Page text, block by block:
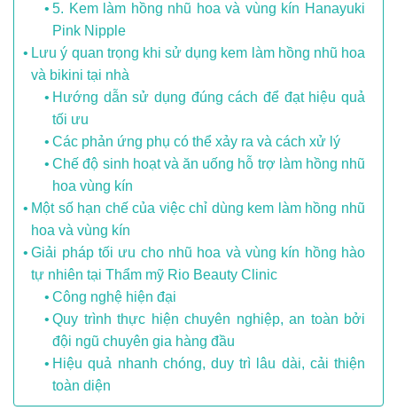
5. Kem làm hồng nhũ hoa và vùng kín Hanayuki
Pink Nipple
Lưu ý quan trọng khi sử dụng kem làm hồng nhũ hoa
và bikini tại nhà
Hướng dẫn sử dụng đúng cách để đạt hiệu quả
tối ưu
Các phản ứng phụ có thể xảy ra và cách xử lý
Chế độ sinh hoạt và ăn uống hỗ trợ làm hồng nhũ
hoa vùng kín
Một số hạn chế của việc chỉ dùng kem làm hồng nhũ
hoa và vùng kín
Giải pháp tối ưu cho nhũ hoa và vùng kín hồng hào
tự nhiên tại Thẩm mỹ Rio Beauty Clinic
Công nghệ hiện đại
Quy trình thực hiện chuyên nghiệp, an toàn bởi
đội ngũ chuyên gia hàng đầu
Hiệu quả nhanh chóng, duy trì lâu dài, cải thiện
toàn diện